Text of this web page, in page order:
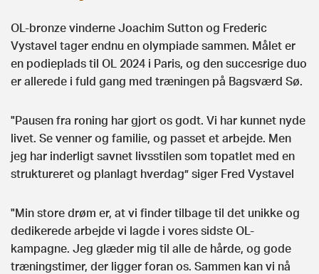
OL-bronze vinderne Joachim Sutton og Frederic
Vystavel tager endnu en olympiade sammen. Målet er
en podieplads til OL 2024 i Paris, og den succesrige duo
er allerede i fuld gang med træningen på Bagsværd Sø.
"Pausen fra roning har gjort os godt. Vi har kunnet nyde
livet. Se venner og familie, og passet et arbejde. Men
jeg har inderligt savnet livsstilen som topatlet med en
struktureret og planlagt hverdag” siger Fred Vystavel
"Min store drøm er, at vi finder tilbage til det unikke og
dedikerede arbejde vi lagde i vores sidste OL-
kampagne. Jeg glæder mig til alle de hårde, og gode
træningstimer, der ligger foran os. Sammen kan vi nå